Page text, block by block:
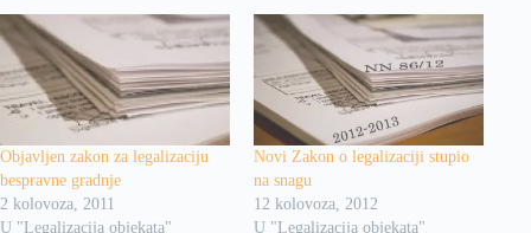
Objavljen zakon za legalizaciju
bespravne gradnje
2 kolovoza, 2011
U "Legalizacija objekata"
Novi Zakon o legalizaciji stupio
na snagu
12 kolovoza, 2012
U "Legalizacija objekata"